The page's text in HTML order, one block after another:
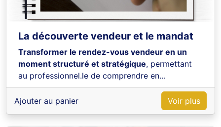
La découverte vendeur et le mandat
Transformer le rendez-vous vendeur en un
moment structuré et stratégique, permettant
au professionnel.le de comprendre en
profondeur le projet du client et de poser les
bases d’une collaboration durable.
Ajouter au panier Voir plus